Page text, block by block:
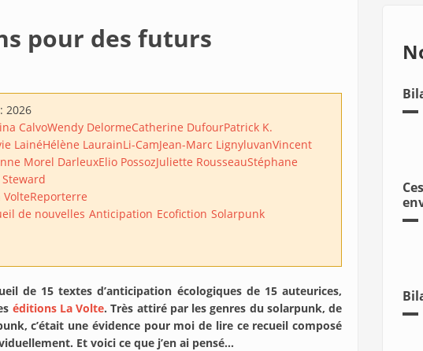
pour des futurs
2026
CalvoWendy DelormeCatherine DufourPatrick K.
LainéHélène LaurainLi-CamJean-Marc LignyluvanVincent
Morel DarleuxElio PossozJuliette RousseauStéphane
VolteReporterre
de nouvelles Anticipation Ecofiction Solarpunk
de 15 textes d’anticipation écologiques de 15 auteurices,
éditions La Volte. Très attiré par les genres du solarpunk, de
c’était une évidence pour moi de lire ce recueil composé
Et voici ce que j’en ai pensé…